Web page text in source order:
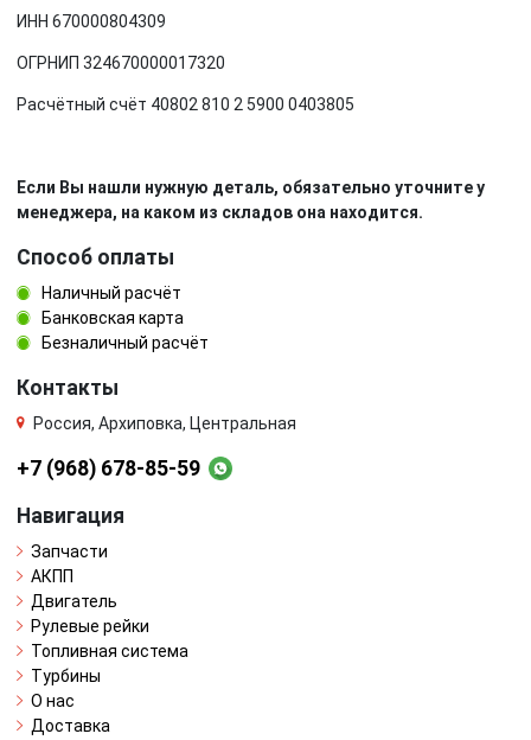
ИНН 670000804309
ОГРНИП 324670000017320
Расчётный счёт 40802 810 2 5900 0403805
Если Вы нашли нужную деталь, обязательно уточните у
менеджера, на каком из складов она находится.
Способ оплаты
Наличный расчёт
Банковская карта
Безналичный расчёт
Контакты
Россия, Архиповка, Центральная
+7 (968) 678-85-59
Навигация
Запчасти
АКПП
Двигатель
Рулевые рейки
Топливная система
Турбины
О нас
Доставка